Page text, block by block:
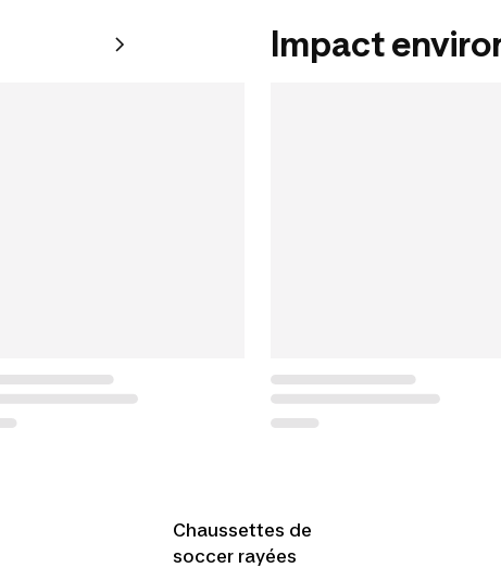
Impact
Chaussettes de
soccer rayées